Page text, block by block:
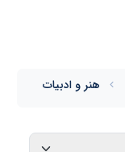
هنر و ادبیات